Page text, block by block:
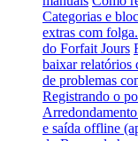
Categorias e
extras com folga.
do Forfait Jours
baixar relatórios
de problemas
Registrando o
e saída offline